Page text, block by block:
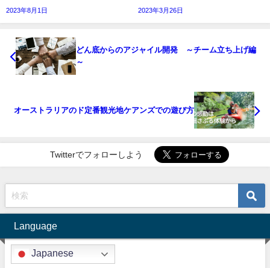
2023年8月1日 2023年3月26日
どん底からのアジャイル開発 ～チーム立ち上げ編
～
オーストラリアのド定番観光地ケアンズでの遊び方
Twitterでフォローしよう
Language
Japanese